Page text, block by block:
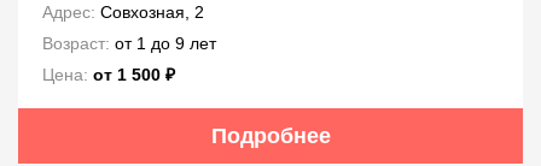
Адрес: Совхозная, 2
Возраст: от 1 до 9 лет
Цена: от 1 500 ₽
Подробнее